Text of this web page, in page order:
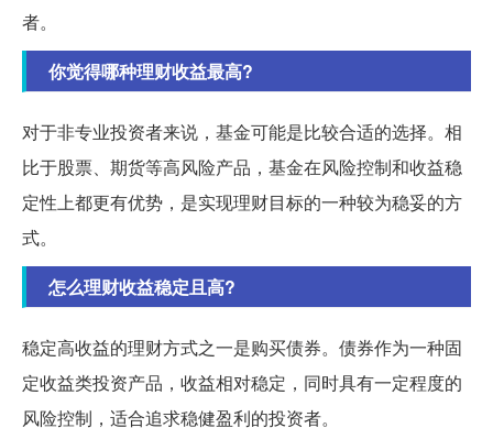
者。
你觉得哪种理财收益最高?
对于非专业投资者来说，基金可能是比较合适的选择。相
比于股票、期货等高风险产品，基金在风险控制和收益稳
定性上都更有优势，是实现理财目标的一种较为稳妥的方
式。
怎么理财收益稳定且高?
稳定高收益的理财方式之一是购买债券。债券作为一种固
定收益类投资产品，收益相对稳定，同时具有一定程度的
风险控制，适合追求稳健盈利的投资者。